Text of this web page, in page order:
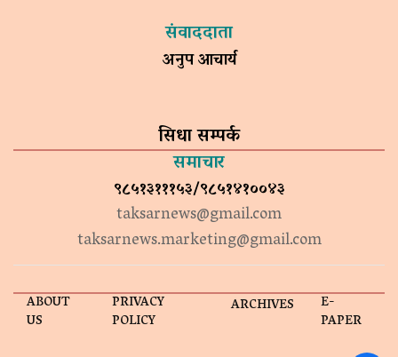
संवाददाता
अनुप आचार्य
सिधा सम्पर्क
समाचार
९८५१३१११५३/९८५१४१००४३
taksarnews@gmail.com
taksarnews.marketing@gmail.com
ABOUT
US
PRIVACY
POLICY
ARCHIVES E-
PAPER